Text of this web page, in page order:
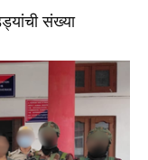
संख्या